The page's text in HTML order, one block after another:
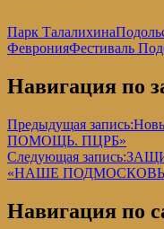
Парк Талалихина
ФевронияФестиваль
Навигация по
Предыдущая запись:
ПОМОЩЬ. ПЦРБ»
Следующая запись:
«НАШЕ
Навигация по